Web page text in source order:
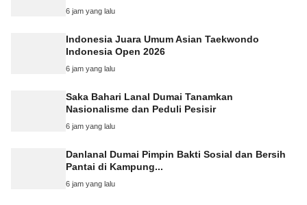
6 jam yang lalu
Indonesia Juara Umum Asian Taekwondo
Indonesia Open 2026
6 jam yang lalu
Saka Bahari Lanal Dumai Tanamkan
Nasionalisme dan Peduli Pesisir
6 jam yang lalu
Danlanal Dumai Pimpin Bakti Sosial dan Bersih
Pantai di Kampung...
6 jam yang lalu